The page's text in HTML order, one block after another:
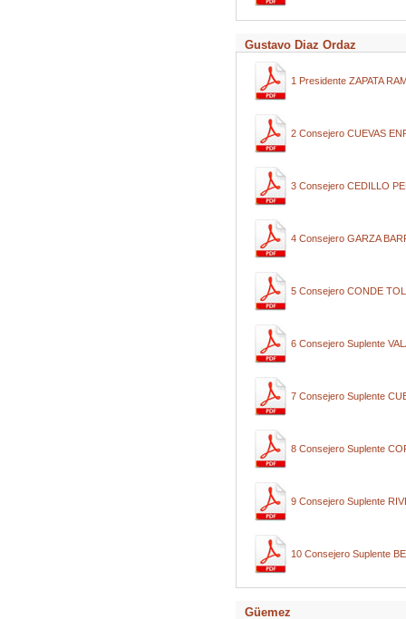
Gustavo Diaz Ordaz
1 Presidente ZAPATA
2 Consejero CUEVAS
3 Consejero CEDILLO
4 Consejero GARZA
5 Consejero CONDE
6 Consejero Suplente
7 Consejero Suplente
8 Consejero Suplente
9 Consejero Suplente
10 Consejero Suplente
Güemez